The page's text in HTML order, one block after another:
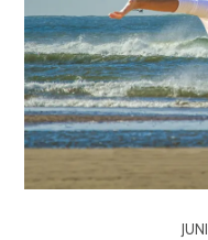
JUNI